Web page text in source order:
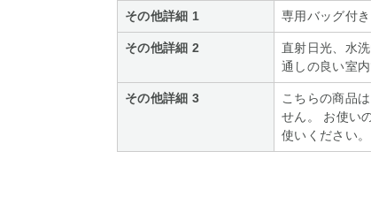
その他詳細 1 専用バッグ付き
その他詳細 2
直射日光、水
通しの良い室
その他詳細 3
こちらの商品
せん。 お使い
使いください。